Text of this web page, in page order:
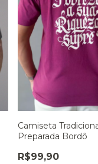
Camiseta
Preparada Bordô
R$99,90